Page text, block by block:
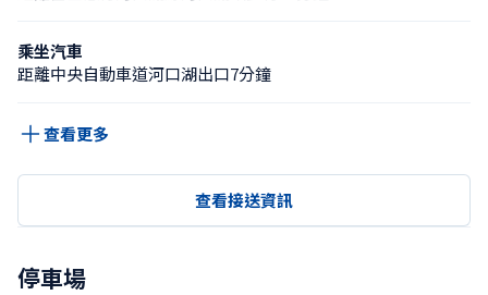
乘坐汽車
距離中央自動車道河口湖出口7分鐘
查看更多
查看接送資訊
停車場